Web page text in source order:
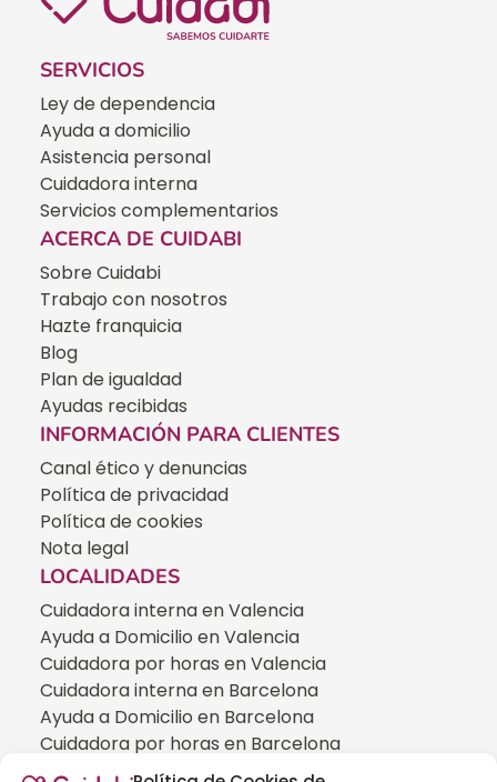
SERVICIOS
Ley de dependencia
Ayuda a domicilio
Asistencia personal
Cuidadora interna
Servicios complementarios
ACERCA DE CUIDABI
Sobre Cuidabi
Trabajo con nosotros
Hazte franquicia
Blog
Plan de igualdad
Ayudas recibidas
INFORMACIÓN PARA CLIENTES
Canal ético y denuncias
Política de privacidad
Política de cookies
Nota legal
LOCALIDADES
Cuidadora interna en Valencia
Ayuda a Domicilio en Valencia
Cuidadora por horas en Valencia
Cuidadora interna en Barcelona
Ayuda a Domicilio en Barcelona
Cuidadora por horas en Barcelona
Cuidadora interna en Madrid